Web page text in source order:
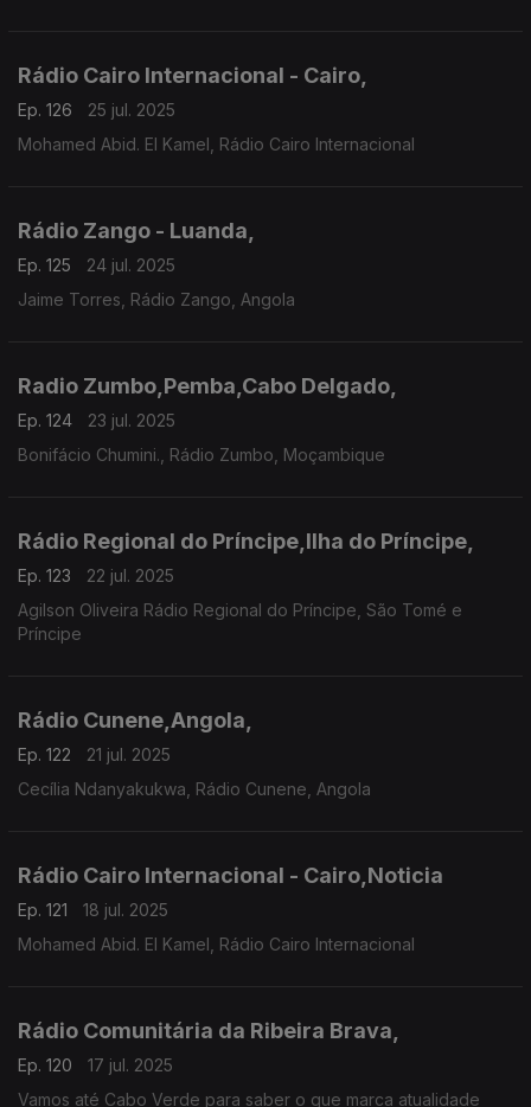
Rádio Cairo Internacional - Cairo,
Ep. 126
25 jul. 2025
Mohamed Abid. El Kamel, Rádio Cairo Internacional
Rádio Zango - Luanda,
Ep. 125
24 jul. 2025
Jaime Torres, Rádio Zango, Angola
Radio Zumbo,Pemba,Cabo Delgado,
Ep. 124
23 jul. 2025
Bonifácio Chumini., Rádio Zumbo, Moçambique
Rádio Regional do Príncipe,Ilha do Príncipe,
Ep. 123
22 jul. 2025
Agilson Oliveira Rádio Regional do Príncipe, São Tomé e
Príncipe
Rádio Cunene,Angola,
Ep. 122
21 jul. 2025
Cecília Ndanyakukwa, Rádio Cunene, Angola
Rádio Cairo Internacional - Cairo,Noticia
Ep. 121
18 jul. 2025
Mohamed Abid. El Kamel, Rádio Cairo Internacional
Rádio Comunitária da Ribeira Brava,
Ep. 120
17 jul. 2025
Vamos até Cabo Verde para saber o que marca atualidade